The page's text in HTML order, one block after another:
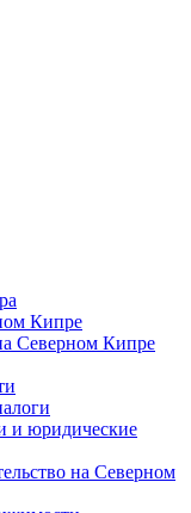
Кипре
Северном Кипре
и юридические
на Северном